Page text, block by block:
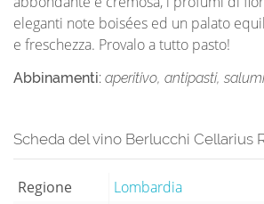
eleganti note boisées ed un palato
e freschezza. Provalo a tutto pasto!
Abbinamenti: aperitivo, antipasti,
Scheda del vino Berlucchi Cellarius
Regione
Lombardia